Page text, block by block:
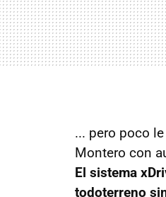
... pero poco
Montero con
El sistema
todoterreno